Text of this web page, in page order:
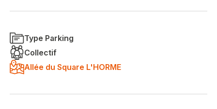
Type Parking
Collectif
Allée du Square L'HORME